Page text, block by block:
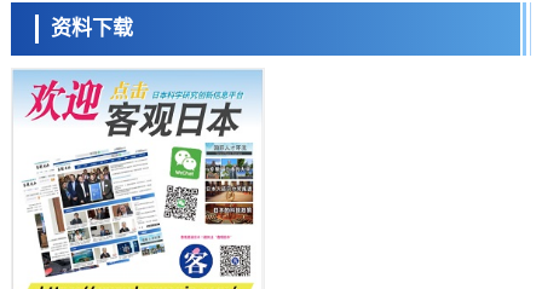
东京都健康长寿医疗中心跨器官揭示衰老过程中的糖链变化
科学研究
产总研无需石油利用松脂制备石墨前驱体，可作为电池电极材料
科学研究
东京大学和海上保安厅等发现南海海槽沿线板块边界锁定状态存在区域
差异
政策
日本第2次医疗研究开发调整费，根据一线实际情况和需求分配99.3亿
日元
科学研究
千叶大学鉴定出导致难治性疾病“肺高血压症”恶化的蛋白质“MYL9/12”，
日本科学未来馆 科学交
流员
资料下载